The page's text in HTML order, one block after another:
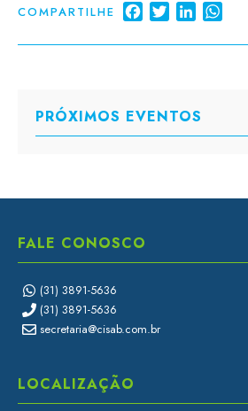
COMPARTILHE FacebookTwitterLinkedIn
PRÓXIMOS EVENTOS
FALE CONOSCO
(31) 3891-5636
(31) 3891-5636
secretaria@cisab.com.br
LOCALIZAÇÃO